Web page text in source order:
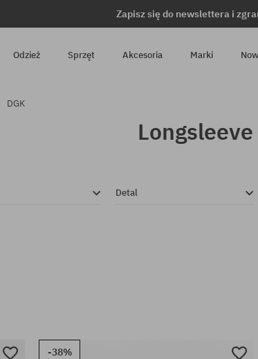
Zapisz się do newslettera i
Odzież Sprzęt Akcesoria Marki
DGK
Detal
-38%